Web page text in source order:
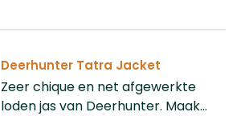
Deerhunter Tatra Jacket
Zeer chique en net afgewerkte
loden jas van Deerhunter. Maak